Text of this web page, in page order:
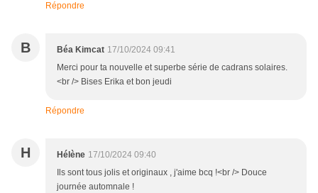
Répondre
B Béa Kimcat 17/10/2024 09:41
Merci pour ta nouvelle et superbe série de cadrans solaires.
<br /> Bises Erika et bon jeudi
Répondre
H Hélène 17/10/2024 09:40
Ils sont tous jolis et originaux , j'aime bcq !<br /> Douce
journée automnale !